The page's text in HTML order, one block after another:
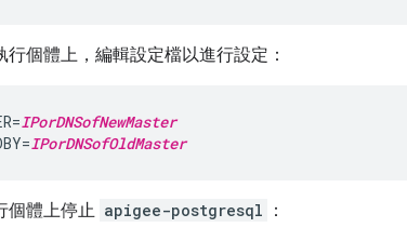
行個體上，編輯設定檔以進行設定：
IPorDNSofNewMaster
IPorDNSofOldMaster
個體上停止 apigee-postgresql ：